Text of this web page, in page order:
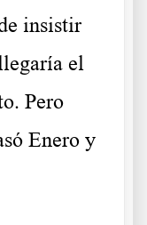
insistir
el
Pero
Enero y